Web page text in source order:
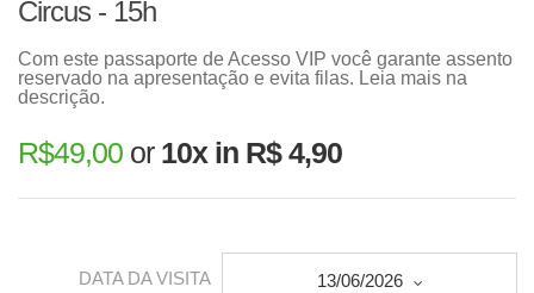
Circus - 15h
Com este passaporte de Acesso VIP você garante assento
reservado na apresentação e evita filas. Leia mais na
descrição.
R$49,00 or 10x in R$ 4,90
DATA DA VISITA 13/06/2026